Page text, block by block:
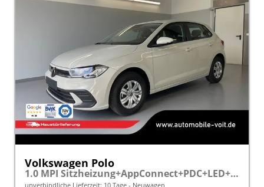
Volkswagen Polo
1.0 MPI Sitzheizung+AppConnect+PDC+LED+Touch+Lichtsensor+MultiLenkrad
unverbindliche Lieferzeit: 10 Tage Neuwagen